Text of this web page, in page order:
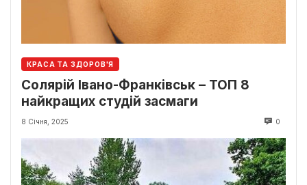
КРАСА ТА ЗДОРОВ'Я
Солярій Івано-Франківськ – ТОП 8
найкращих студій засмаги
8 Січня, 2025 0